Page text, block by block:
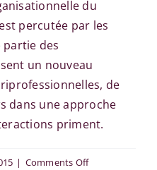
du
percutée par les
partie des
un nouveau
de
dans une approche
priment.
| Comments Offon